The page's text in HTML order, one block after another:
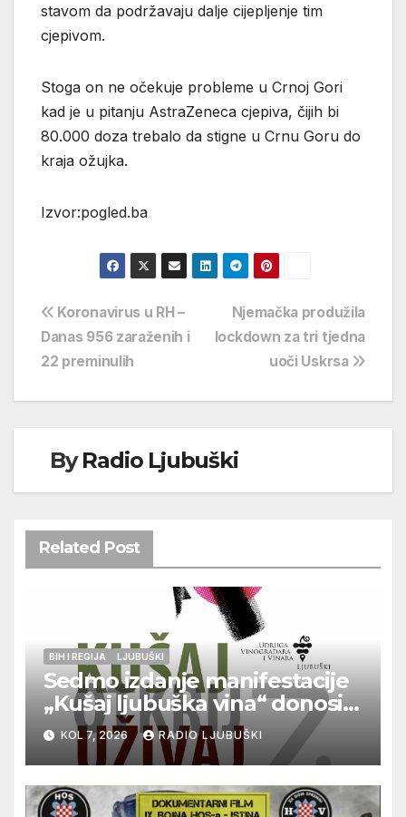
stavom da podržavaju dalje cijepljenje tim
cjepivom.
Stoga on ne očekuje probleme u Crnoj Gori
kad je u pitanju AstraZeneca cjepiva, čijih bi
80.000 doza trebalo da stigne u Crnu Goru do
kraja ožujka.
Izvor:pogled.ba
Navigacija
objava
Njemačka produžila
lockdown za tri tjedna
uoči Uskrsa
Koronavirus u RH –
Danas 956 zaraženih i
22 preminulih
ByRadio Ljubuški
Related Post
BIH I REGIJA LJUBUŠKI
Sedmo izdanje manifestacije
„Kušaj ljubuška vina“ donosi
vrhunska vina, gastronomiju i
glazbu
KOL 7, 2026 RADIO LJUBUŠKI